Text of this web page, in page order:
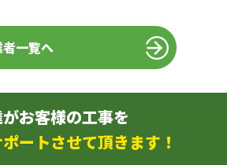
一覧へ
お客様の工事を
ートさせて頂きます！